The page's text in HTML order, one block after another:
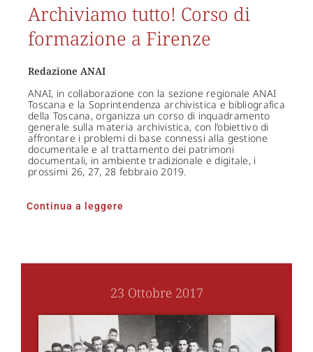
Archiviamo tutto! Corso di
formazione a Firenze
Redazione ANAI
ANAI, in collaborazione con la sezione regionale ANAI
Toscana e la Soprintendenza archivistica e bibliografica
della Toscana, organizza un corso di inquadramento
generale sulla materia archivistica, con l’obiettivo di
affrontare i problemi di base connessi alla gestione
documentale e al trattamento dei patrimoni
documentali, in ambiente tradizionale e digitale, i
prossimi 26, 27, 28 febbraio 2019.
Continua a leggere
23 Ottobre 2017